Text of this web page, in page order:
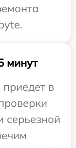
минут
в
серьезной